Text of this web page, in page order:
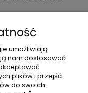
umożliwiają
nam dostosować
plików i przejść
do swoich